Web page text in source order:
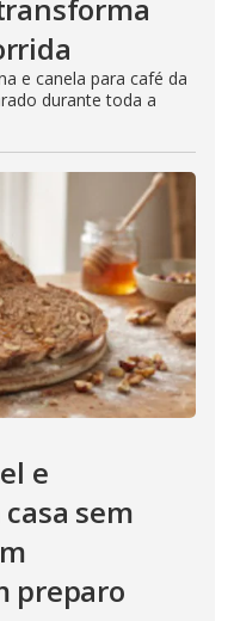
e canela para café da
durante toda a
e
sem
preparo